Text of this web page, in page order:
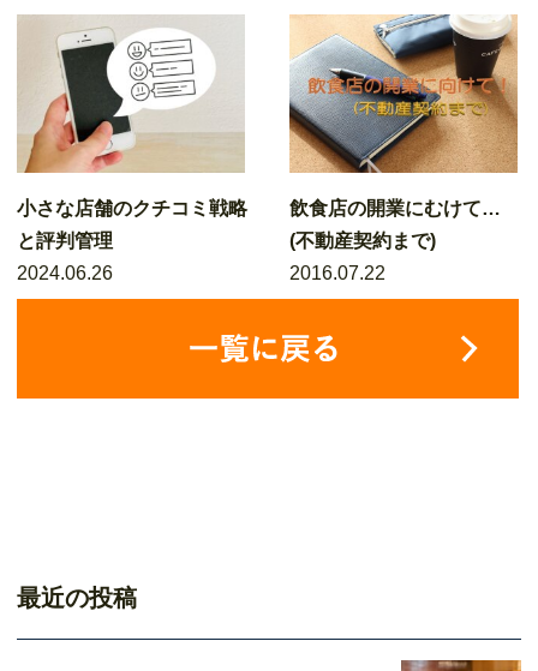
小さな店舗のクチコミ戦略
と評判管理
2024.06.26
飲食店の開業にむけて…
(不動産契約まで)
2016.07.22
最近の投稿